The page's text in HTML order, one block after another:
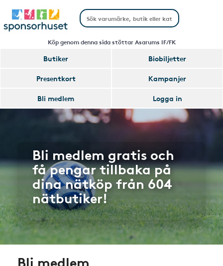
Köp genom denna sida stöttar Asarums IF/FK
Butiker
Biobiljetter
Presentkort
Kampanjer
Bli medlem
Logga in
Bli medlem gratis och
få pengar tillbaka på
dina nätköp från 604
nätbutiker!
Bli medlem